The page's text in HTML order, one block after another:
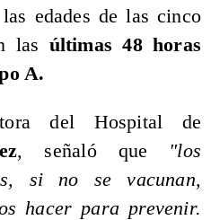
edades de las cinco
las últimas 48 horas
A.
del Hospital de
, señaló que "los
si no se vacunan,
hacer para prevenir.